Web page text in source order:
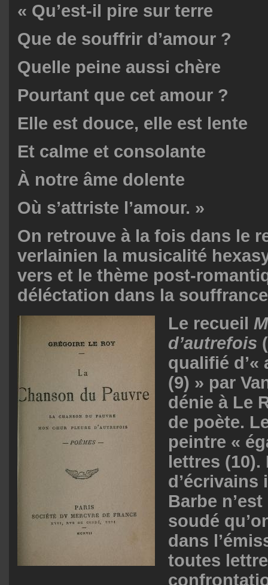
« Qu’est-il pire sur terre
Que de souffrir d’amour ?
Quelle peine aussi chère
Pourtant que cet amour ?
Elle est douce, elle est lente
Et calme et consolante
À notre âme dolente
Où s’attriste l’amour. »
On retrouve à la fois dans le
verlainien la musicalité
vers et le thème post-
déléctation dans la
Le recueil
d’autrefois
qualifié d’«
(9) » par
dénie à Le
de poète.
peintre «
lettres (10).
d’écrivains
Barbe
soudé
dans
toutes